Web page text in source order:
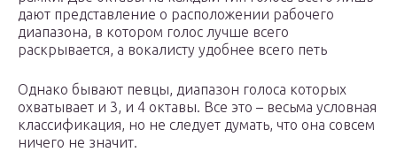
дают представление о расположении рабочего
диапазона, в котором голос лучше всего
раскрывается, а вокалисту удобнее всего петь
Однако бывают певцы, диапазон голоса которых
охватывает и 3, и 4 октавы. Все это – весьма условная
классификация, но не следует думать, что она совсем
ничего не значит.